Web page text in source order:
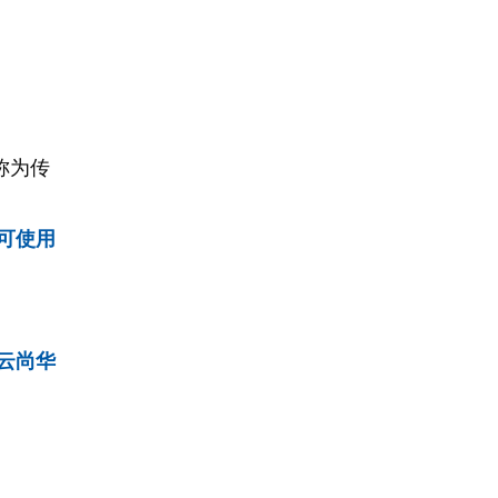
为传
使用
尚华